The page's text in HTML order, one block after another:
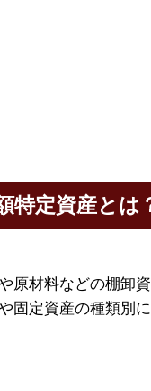
特定資産とは
材料などの棚卸
固定資産の種類別に